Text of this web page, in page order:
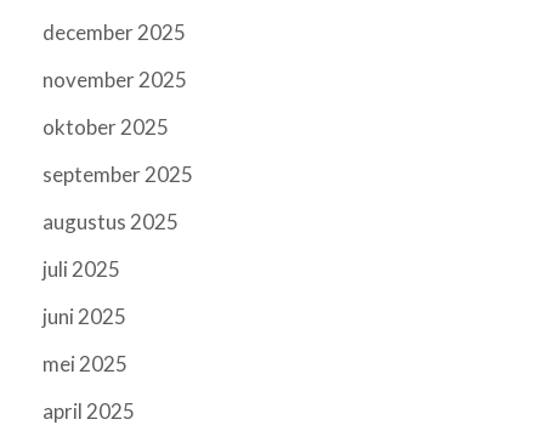
december 2025
november 2025
oktober 2025
september 2025
augustus 2025
juli 2025
juni 2025
mei 2025
april 2025